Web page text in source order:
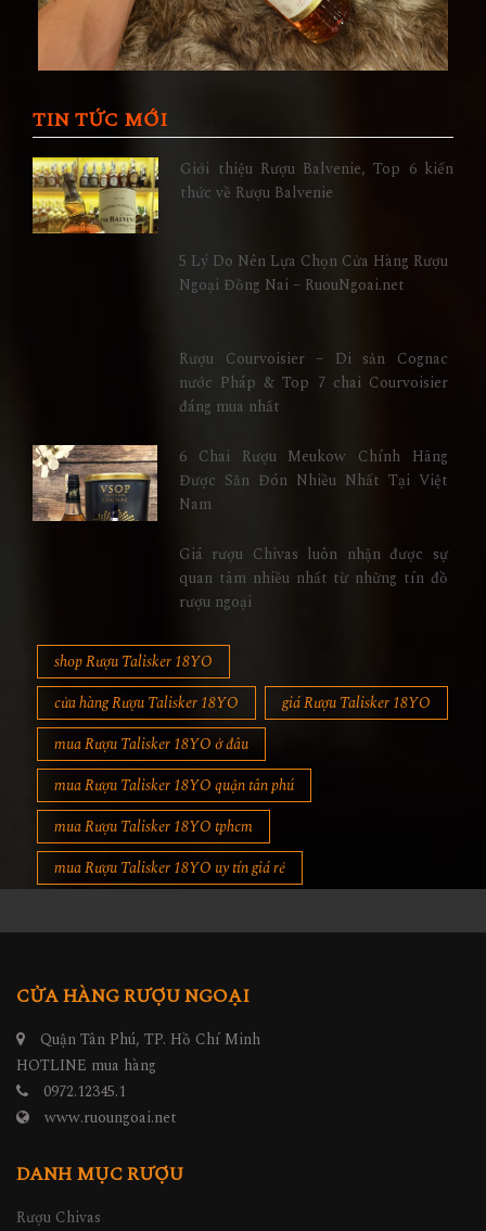
TIN TỨC MỚI
Giới thiệu Rượu Balvenie, Top 6 kiến
thức về Rượu Balvenie
5 Lý Do Nên Lựa Chọn Cửa Hàng Rượu
Ngoại Đồng Nai – RuouNgoai.net
Rượu Courvoisier – Di sản Cognac
nước Pháp & Top 7 chai Courvoisier
đáng mua nhất
6 Chai Rượu Meukow Chính Hãng
Được Săn Đón Nhiều Nhất Tại Việt
Nam
Giá rượu Chivas luôn nhận được sự
quan tâm nhiều nhất từ những tín đồ
rượu ngoại
shop Rượu Talisker 18YO
cửa hàng Rượu Talisker 18YO
giá Rượu Talisker 18YO
mua Rượu Talisker 18YO ở đâu
mua Rượu Talisker 18YO quận tân phú
mua Rượu Talisker 18YO tphcm
mua Rượu Talisker 18YO uy tín giá rẻ
CỬA HÀNG RƯỢU NGOẠI
Quận Tân Phú, TP. Hồ Chí Minh
HOTLINE mua hàng
0972.12345.1
www.ruoungoai.net
DANH MỤC RƯỢU
Rượu Chivas